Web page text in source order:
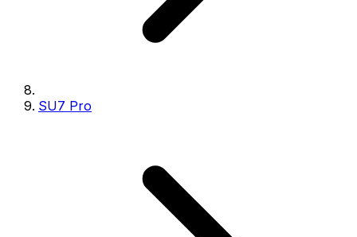
SU7 Pro